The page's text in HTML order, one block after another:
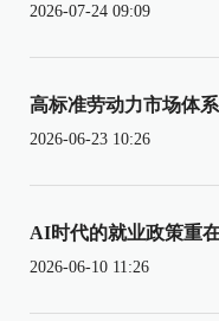
2026-07-24 09:09
高标准劳动力市场体
2026-06-23 10:26
AI时代的就业政策重
2026-06-10 11:26